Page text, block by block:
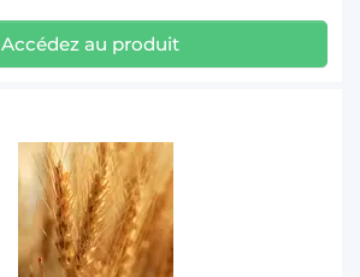
Accédez au produit